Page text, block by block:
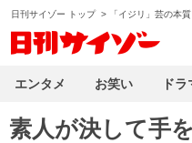
日刊サイゾー トップ > 「イジリ」芸の本質
素人が決して手
エンタメ お笑い ドラ